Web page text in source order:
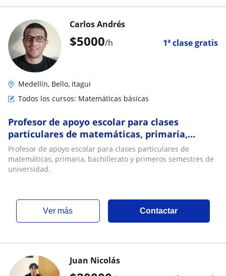
$5000/h 1ª clase gratis
Carlos Andrés
Medellín, Bello, Itagui
Todos los cursos: Matemáticas básicas
Profesor de apoyo escolar para clases
particulares de matemáticas, primaria,
bachillerato y primeros semestres de
universidad
Profesor de apoyo escolar para clases particulares de
matemáticas, primaria, bachillerato y primeros semestres de
universidad.
ver más Contactar
Juan Nicolás